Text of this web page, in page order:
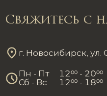
Свяжитесь с
г. Новосибирск, ул.
Пн - Пт 1200 - 2000
Сб - Вс
1200 - 1800